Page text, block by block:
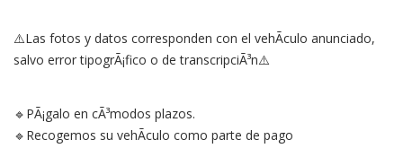
⚠️Las fotos y datos corresponden con el vehÃ­culo anunciado,
salvo error tipogrÃ¡fico o de transcripciÃ³n⚠️
🔹PÃ¡galo en cÃ³modos plazos.
🔹Recogemos su vehÃ­culo como parte de pago